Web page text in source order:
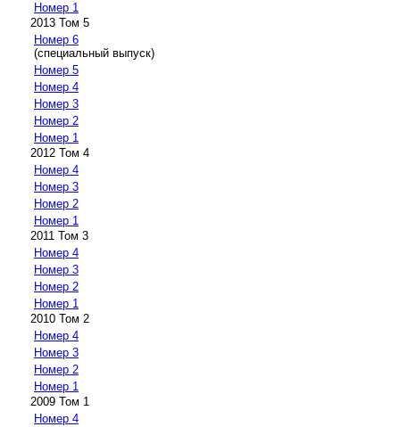
Номер 1
2013 Том 5
Номер 6
(специальный выпуск)
Номер 5
Номер 4
Номер 3
Номер 2
Номер 1
2012 Том 4
Номер 4
Номер 3
Номер 2
Номер 1
2011 Том 3
Номер 4
Номер 3
Номер 2
Номер 1
2010 Том 2
Номер 4
Номер 3
Номер 2
Номер 1
2009 Том 1
Номер 4